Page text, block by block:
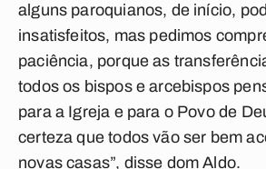
alguns paroquianos, de início,
insatisfeitos, mas pedimos
paciência, porque as
todos os bispos e arcebispos
para a Igreja e para o Povo de
certeza que todos vão ser bem
novas casas”, disse dom Aldo.